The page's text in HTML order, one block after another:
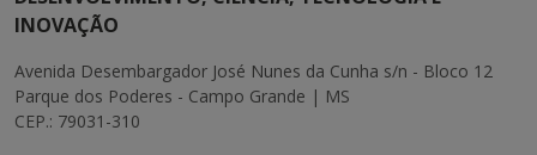
INOVAÇÃO
Avenida Desembargador José Nunes da Cunha s/n - Bloco 12
Parque dos Poderes - Campo Grande | MS
CEP.: 79031-310